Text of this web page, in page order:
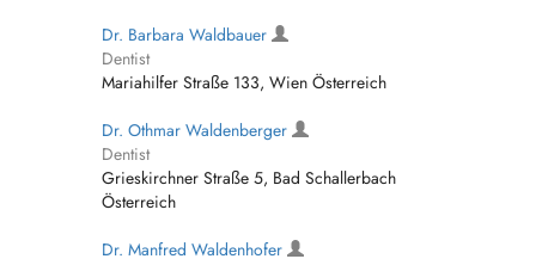
Dr. Barbara Waldbauer
Dentist
Mariahilfer Straße 133, Wien Österreich
Dr. Othmar Waldenberger
Dentist
Grieskirchner Straße 5, Bad Schallerbach
Österreich
Dr. Manfred Waldenhofer